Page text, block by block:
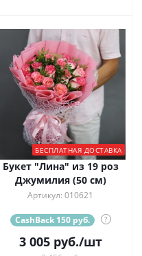
БЕСПЛАТНАЯ ДОСТАВКА
Букет "Лина" из 19 роз
Джумилия (50 см)
Артикул: 010621
CashBack 150 руб. ?
3 005руб./шт